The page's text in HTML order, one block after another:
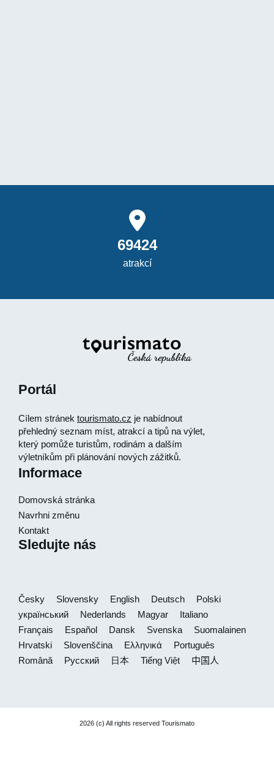
69424
atrakcí
Portál
Cílem stránek tourismato.cz je nabídnout
přehledný seznam míst, atrakcí a tipů na výlet,
který pomůže turistům, rodinám a dalším
výletníkům při plánování nových zážitků.
Informace
Domovská stránka
Navrhni změnu
Kontakt
Sledujte nás
Česky Slovensky English Deutsch
Polski
український
Nederlands Magyar
Italiano
Français
Español Dansk Svenska
Suomalainen
Hrvatski
Slovenščina Ελληνικά
Português
Română
Русский 日本 Tiếng Việt 中国人
2026 (c) All rights reserved Tourismato